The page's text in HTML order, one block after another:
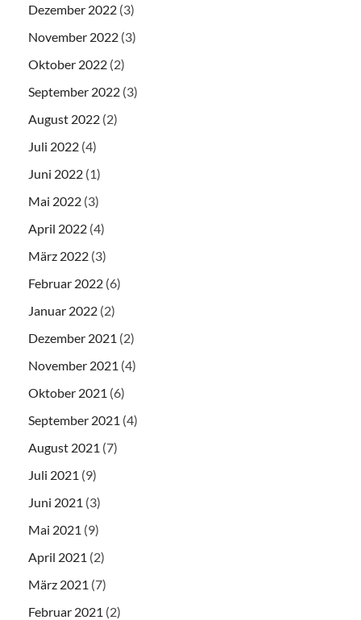
Dezember 2022 (3)
November 2022 (3)
Oktober 2022 (2)
September 2022 (3)
August 2022 (2)
Juli 2022 (4)
Juni 2022 (1)
Mai 2022 (3)
April 2022 (4)
März 2022 (3)
Februar 2022 (6)
Januar 2022 (2)
Dezember 2021 (2)
November 2021 (4)
Oktober 2021 (6)
September 2021 (4)
August 2021 (7)
Juli 2021 (9)
Juni 2021 (3)
Mai 2021 (9)
April 2021 (2)
März 2021 (7)
Februar 2021 (2)